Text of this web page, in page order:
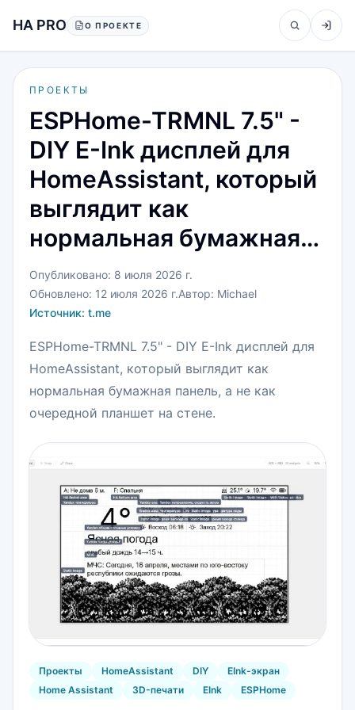
HA PRO О ПРОЕКТЕ
ПРОЕКТЫ
ESPHome-TRMNL 7.5" -
DIY E-Ink дисплей для
HomeAssistant, который
выглядит как
нормальная бумажная…
Опубликовано: 8 июля 2026 г.
Обновлено: 12 июля 2026 г.Автор: Michael
Источник: t.me
ESPHome-TRMNL 7.5" - DIY E-Ink дисплей для
HomeAssistant, который выглядит как
нормальная бумажная панель, а не как
очередной планшет на стене.
Проекты HomeAssistant DIY
EInk-экран
Home Assistant
3D-печати EInk ESPHome